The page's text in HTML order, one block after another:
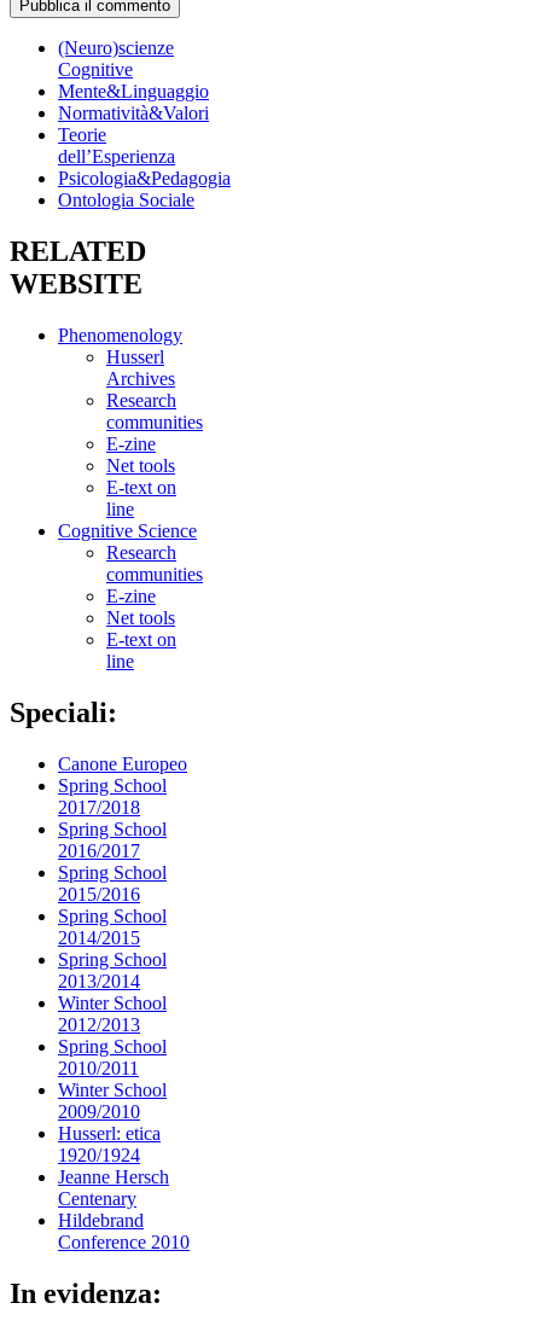
(Neuro)scienze
Cognitive
Mente&Linguaggio
Normatività&Valori
Teorie
dell’Esperienza
Psicologia&Pedagogia
Ontologia Sociale
RELATED
WEBSITE
Phenomenology
Husserl
Archives
Research
communities
E-zine
Net tools
E-text on
line
Cognitive Science
Research
communities
E-zine
Net tools
E-text on
line
Speciali:
Canone Europeo
Spring School
2017/2018
Spring School
2016/2017
Spring School
2015/2016
Spring School
2014/2015
Spring School
2013/2014
Winter School
2012/2013
Spring School
2010/2011
Winter School
2009/2010
Husserl: etica
1920/1924
Jeanne Hersch
Centenary
Hildebrand
Conference 2010
In evidenza: